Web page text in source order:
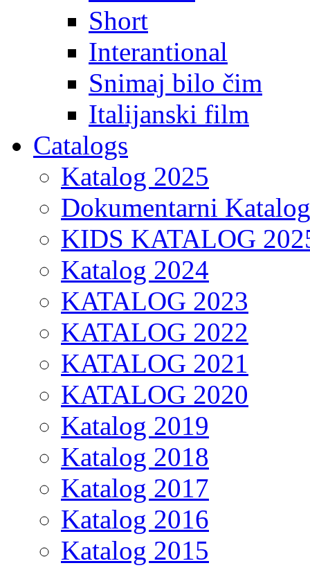
Short
Interantional
Snimaj bilo čim
Italijanski film
Catalogs
Katalog 2025
Dokumentarni Katalog
KIDS KATALOG
Katalog 2024
KATALOG 2023
KATALOG 2022
KATALOG 2021
KATALOG 2020
Katalog 2019
Katalog 2018
Katalog 2017
Katalog 2016
Katalog 2015